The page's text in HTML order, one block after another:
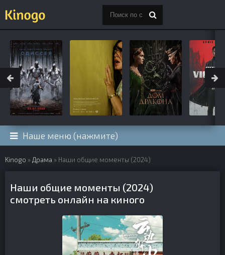
Наше меню (нажмите)
Kinogo » Драма » Наши общие моменты (2024)
Наши общие моменты (2024)
смотреть онлайн на киного